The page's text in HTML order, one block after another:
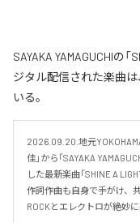
SAYAKA YAMAGUCHIの
ジタル配信された楽曲は
いる。
2026.09.20.地元
佳」から「SAYAKA
した最新楽曲「SHINE A LIGHT
作詞作曲も自身で手がけ、
ROCKとエレクトロが絶妙